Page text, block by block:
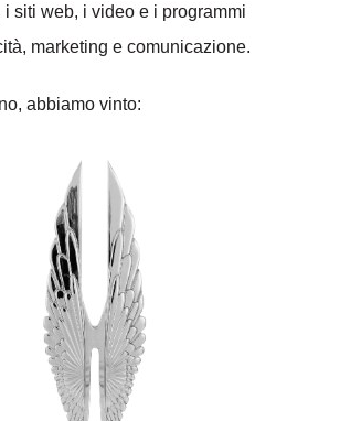
i siti web, i video e i programmi
marketing e comunicazione.
abbiamo vinto: